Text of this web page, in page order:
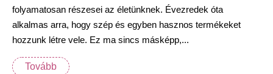
folyamatosan részesei az életünknek. Évezredek óta
alkalmas arra, hogy szép és egyben hasznos termékeket
hozzunk létre vele. Ez ma sincs másképp,...
Tovább